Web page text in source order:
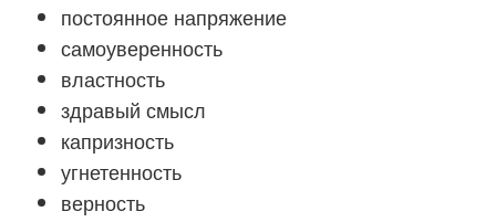
постоянное напряжение
самоуверенность
властность
здравый смысл
капризность
угнетенность
верность